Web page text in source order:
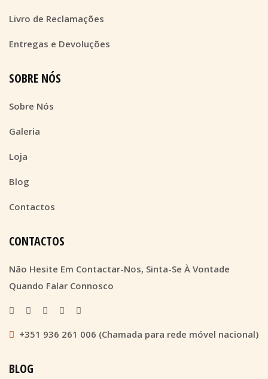
Livro de Reclamações
Entregas e Devoluções
SOBRE NÓS
Sobre Nós
Galeria
Loja
Blog
Contactos
CONTACTOS
Não Hesite Em Contactar-Nos, Sinta-Se À Vontade
Quando Falar Connosco
+351 936 261 006 (Chamada para rede móvel nacional)
BLOG